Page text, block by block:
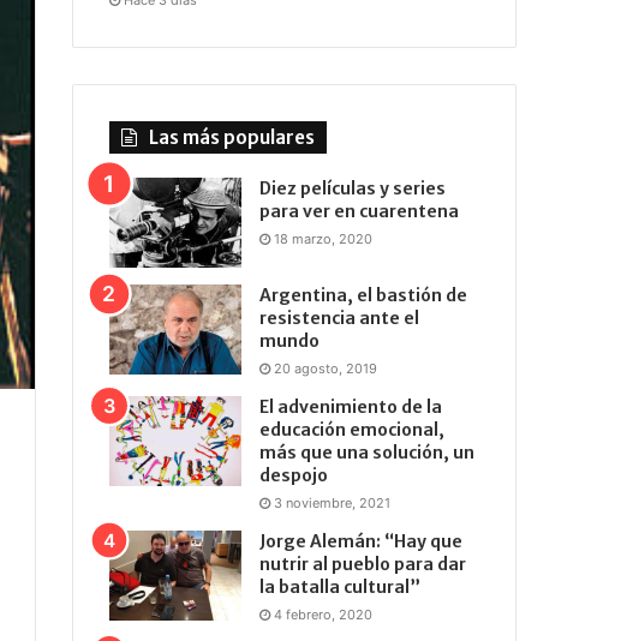
Las más populares
Diez películas y series
para ver en cuarentena
18 marzo, 2020
Argentina, el bastión de
resistencia ante el
mundo
20 agosto, 2019
El advenimiento de la
educación emocional,
más que una solución, un
despojo
3 noviembre, 2021
Jorge Alemán: “Hay que
nutrir al pueblo para dar
la batalla cultural”
4 febrero, 2020